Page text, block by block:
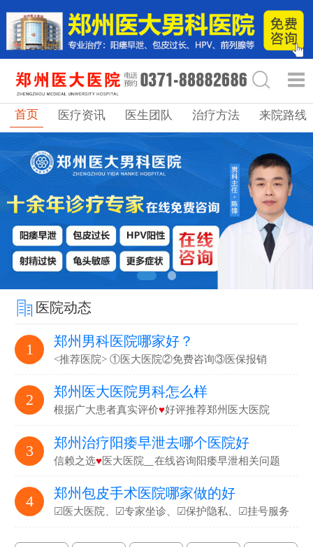
首页 医疗资讯 医生团队 治疗方法 来院路线
医院动态
1 郑州男科医院哪家好？
<推荐医院> ①医大医院②免费咨询③医保报销
2 郑州医大医院男科怎么样
根据广大患者真实评价♥好评推荐郑州医大医院
3 郑州治疗阳痿早泄去哪个医院好
信赖之选♥医大医院▁在线咨询阳痿早泄相关问题
4 郑州包皮手术医院哪家做的好
☑医大医院、☑专家坐诊、☑保护隐私、☑挂号服务